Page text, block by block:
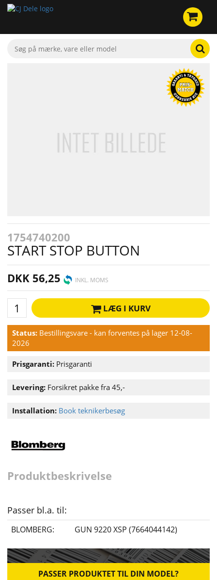
1754740200
START STOP BUTTON
DKK 56,25 INKL. MOMS
LÆG I KURV
Status: Bestillingsvare - kan forventes på lager 12-08-
2026
Prisgaranti: Prisgaranti
Levering: Forsikret pakke fra 45,-
Installation: Book teknikerbesøg
Produktbeskrivelse
Passer bl.a. til:
BLOMBERG: GUN 9220 XSP (7664044142)
PASSER PRODUKTET TIL DIN MODEL?